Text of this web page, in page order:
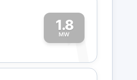
1.8
MW
1